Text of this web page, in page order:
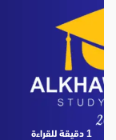
‫1 دقيقة للقراءة